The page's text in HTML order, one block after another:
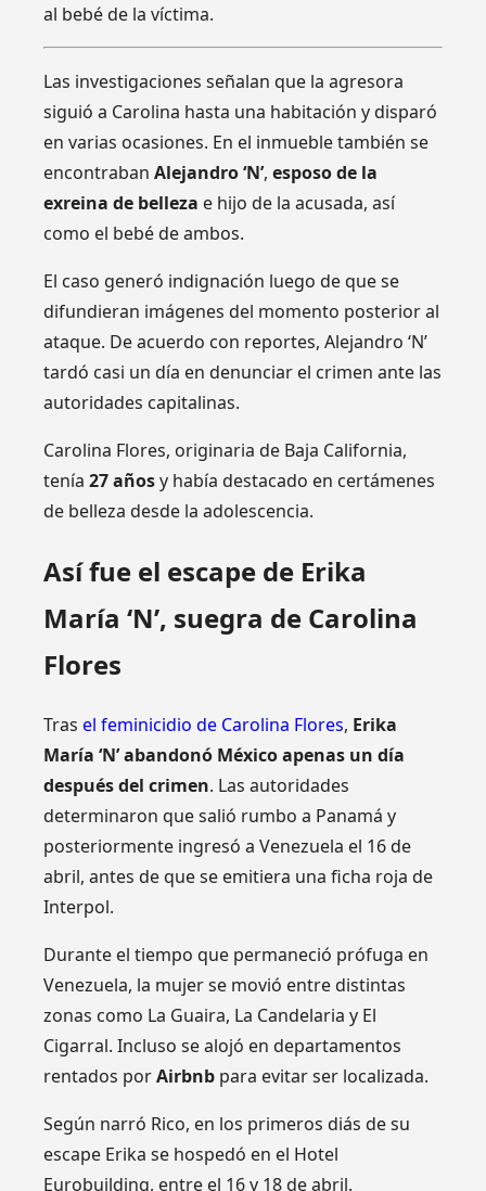
al bebé de la víctima.
Las investigaciones señalan que la agresora
siguió a Carolina hasta una habitación y disparó
en varias ocasiones. En el inmueble también se
encontrabanAlejandro ‘N’, esposo de la
exreina de belleza e hijo de la acusada, así
como el bebé de ambos.
El caso generó indignación luego de que se
difundieran imágenes del momento posterior al
ataque. De acuerdo con reportes, Alejandro ‘N’
tardó casi un día en denunciar el crimen ante las
autoridades capitalinas.
Carolina Flores, originaria de Baja California,
tenía27 añosy había destacado en certámenes
de belleza desde la adolescencia.
Así fue el escape de Erika
María ‘N’, suegra de Carolina
Flores
Trasel feminicidio de Carolina Flores, Erika
María ‘N’ abandonó México apenas un día
después del crimen. Las autoridades
determinaron que salió rumbo a Panamá y
posteriormente ingresó a Venezuela el 16 de
abril, antes de que se emitiera una ficha roja de
Interpol.
Durante el tiempo que permaneció prófuga en
Venezuela, la mujer se movió entre distintas
zonas como La Guaira, La Candelaria y El
Cigarral. Incluso se alojó en departamentos
rentados porAirbnb para evitar ser localizada.
Según narró Rico, en los primeros diás de su
escape Erika se hospedó en el Hotel
Eurobuilding, entre el 16 y 18 de abril.